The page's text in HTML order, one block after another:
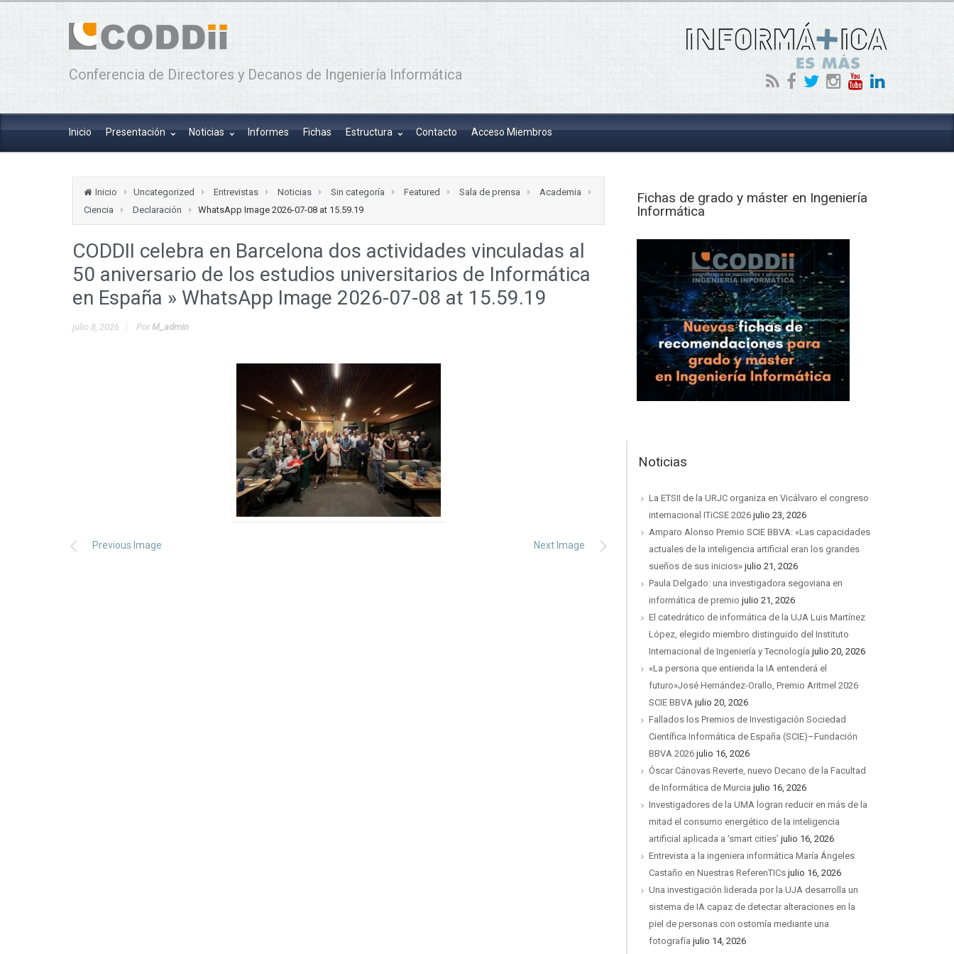
Conferencia de Directores y Decanos de Ingeniería Informática
Inicio Presentación Noticias Informes Fichas Estructura Contacto Acceso Miembros
Inicio Uncategorized Entrevistas Noticias Sin categoría Featured Sala de prensa
Academia
Ciencia
Declaración WhatsApp Image 2026-07-08 at 15.59.19
CODDII celebra en Barcelona dos actividades vinculadas al
50 aniversario de los estudios universitarios de Informática
en España » WhatsApp Image 2026-07-08 at 15.59.19
julio 8, 2026 Por M_admin
Previous Image Next Image
Fichas de grado y máster en Ingeniería
Informática
Noticias
La ETSII de la URJC organiza en Vicálvaro el congreso
internacional ITiCSE 2026 julio 23, 2026
Amparo Alonso Premio SCIE BBVA: «Las capacidades
actuales de la inteligencia artificial eran los grandes
sueños de sus inicios» julio 21, 2026
Paula Delgado: una investigadora segoviana en
informática de premio julio 21, 2026
El catedrático de informática de la UJA Luis Martínez
López, elegido miembro distinguido del Instituto
Internacional de Ingeniería y Tecnología julio 20, 2026
«La persona que entienda la IA entenderá el
futuro»José Hernández-Orallo, Premio Aritmel 2026
SCIE BBVA julio 20, 2026
Fallados los Premios de Investigación Sociedad
Científica Informática de España (SCIE)–Fundación
BBVA 2026 julio 16, 2026
Óscar Cánovas Reverte, nuevo Decano de la Facultad
de Informática de Murcia julio 16, 2026
Investigadores de la UMA logran reducir en más de la
mitad el consumo energético de la inteligencia
artificial aplicada a ‘smart cities’ julio 16, 2026
Entrevista a la ingeniera informática María Ángeles
Castaño en Nuestras ReferenTICs julio 16, 2026
Una investigación liderada por la UJA desarrolla un
sistema de IA capaz de detectar alteraciones en la
piel de personas con ostomía mediante una
fotografía julio 14, 2026